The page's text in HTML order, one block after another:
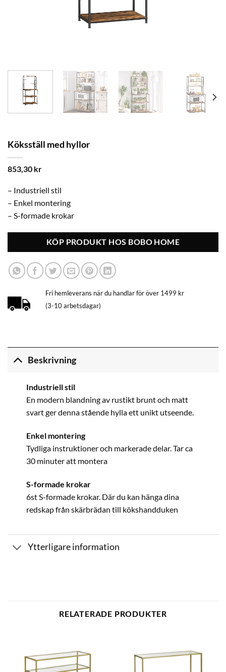
Köksställ med hyllor
853,30 kr
– Industriell stil
– Enkel montering
– S-formade krokar
KÖP PRODUKT HOS BOBO HOME
Fri hemleverans när du handlar för över 1499 kr
(3-10 arbetsdagar)
Beskrivning
Industriell stil
En modern blandning av rustikt brunt och matt
svart ger denna stående hylla ett unikt utseende.
Enkel montering
Tydliga instruktioner och markerade delar. Tar ca
30 minuter att montera
S-formade krokar
6st S-formade krokar. Där du kan hänga dina
redskap från skärbrädan till kökshandduken
Ytterligare information
RELATERADE PRODUKTER